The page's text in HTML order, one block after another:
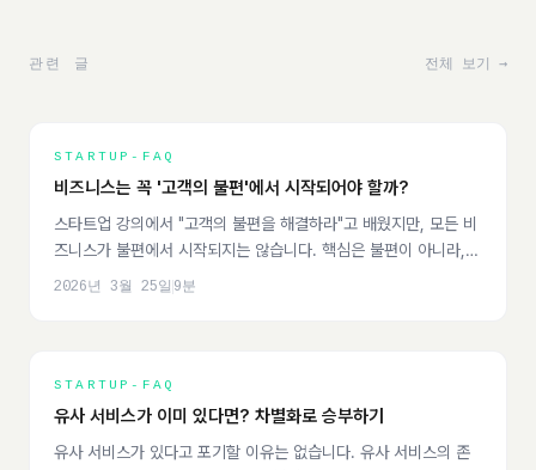
관련 글 전체 보기 →
STARTUP-FAQ
비즈니스는 꼭 '고객의 불편'에서 시작되어야 할까?
스타트업 강의에서 "고객의 불편을 해결하라"고 배웠지만, 모든 비
즈니스가 불편에서 시작되지는 않습니다. 핵심은 불편이 아니라,
'비즈니스화할 수 있는 문제'를 정의하는 것입니다.
2026년 3월 25일 9분
STARTUP-FAQ
유사 서비스가 이미 있다면? 차별화로 승부하기
유사 서비스가 있다고 포기할 이유는 없습니다. 유사 서비스의 존